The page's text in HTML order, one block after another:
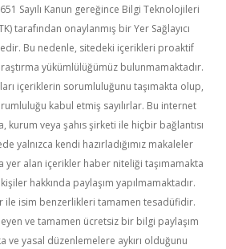
Sayılı Kanun gereğince Bilgi Teknolojileri
tarafından onaylanmış bir Yer Sağlayıcı
Bu nedenle, sitedeki içerikleri proaktif
yükümlülüğümüz bulunmamaktadır.
içeriklerin sorumluluğunu taşımakta olup,
kabul etmiş sayılırlar. Bu internet
kurum veya şahıs şirketi ile hiçbir bağlantısı
yalnızca kendi hazırladığımız makaleler
yer alan içerikler haber niteliği taşımamakta
hakkında paylaşım yapılmamaktadır.
ile isim benzerlikleri tamamen tesadüfidir.
ve tamamen ücretsiz bir bilgi paylaşım
ve yasal düzenlemelere aykırı olduğunu